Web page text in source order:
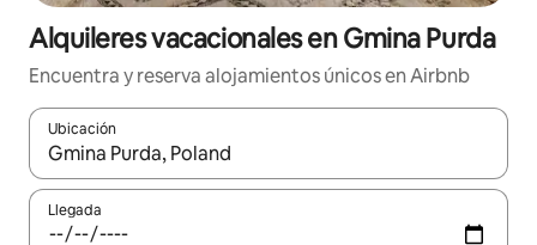
Alquileres vacacionales en Gmina Purda
Encuentra y reserva alojamientos únicos en Airbnb
Ubicación
Cuando los resultados estén disponibles, navega con las
Llegada